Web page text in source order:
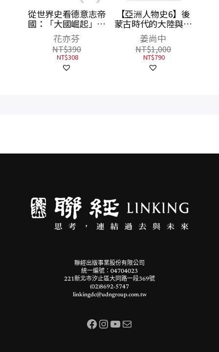
從世界史看德意志帝
國：「大國崛起」的
迷思與真實（作者親
簽版）
花亦芬
NT$390
NT$308
【亞洲人物史6】後
蒙古時代的大陸與海
洋〔14—17世紀〕
姜尚中
NT$1,000
NT$790
聯經出版事業股份有限公司
統一編號：04704023
221新北市汐止區大同路一段369號
(02)8692-5747
linkingdc@udngroup.com.tw
Facebook InstagramYouTube 電子郵件